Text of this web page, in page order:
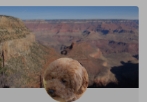
細は随時ガチマ放送で更新中) 以下
最高値 エリア：2581.7 ヤグラ：
2693.5 ホコ：2606.9 アサ
リ：2594.9 ☆(旧)スプラトゥーン ・
2015.11.26初カンスト ・カンスト武
器(6種) ノヴァネオ ロンタム
スシコラ ロラコラ リッカスコ
(スペ延2.5付き) シャプマ ☆主な
放送時間帯 不定期 ☆コメントやフ